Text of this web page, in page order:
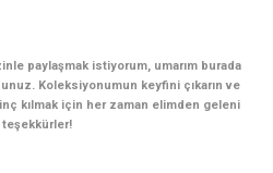
paylaşmak istiyorum, umarım burada
Koleksiyonumun keyfini çıkarın ve
kılmak için her zaman elimden geleni
teşekkürler!